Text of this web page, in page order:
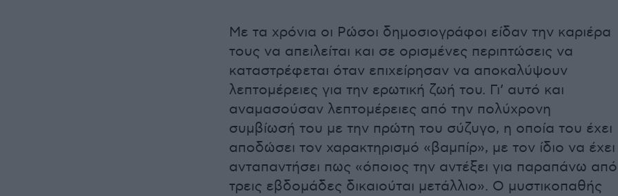
Με τα χρόνια οι Ρώσοι δημοσιογράφοι είδαν την καριέρα
τους να απειλείται και σε ορισμένες περιπτώσεις να
καταστρέφεται όταν επιχείρησαν να αποκαλύψουν
λεπτομέρειες για την ερωτική ζωή του. Γι’ αυτό και
αναμασούσαν λεπτομέρειες από την πολύχρονη
συμβίωσή του με την πρώτη του σύζυγο, η οποία του έχει
αποδώσει τον χαρακτηρισμό «βαμπίρ», με τον ίδιο να έχει
ανταπαντήσει πως «όποιος την αντέξει για παραπάνω από
τρεις εβδομάδες δικαιούται μετάλλιο». Ο μυστικοπαθής